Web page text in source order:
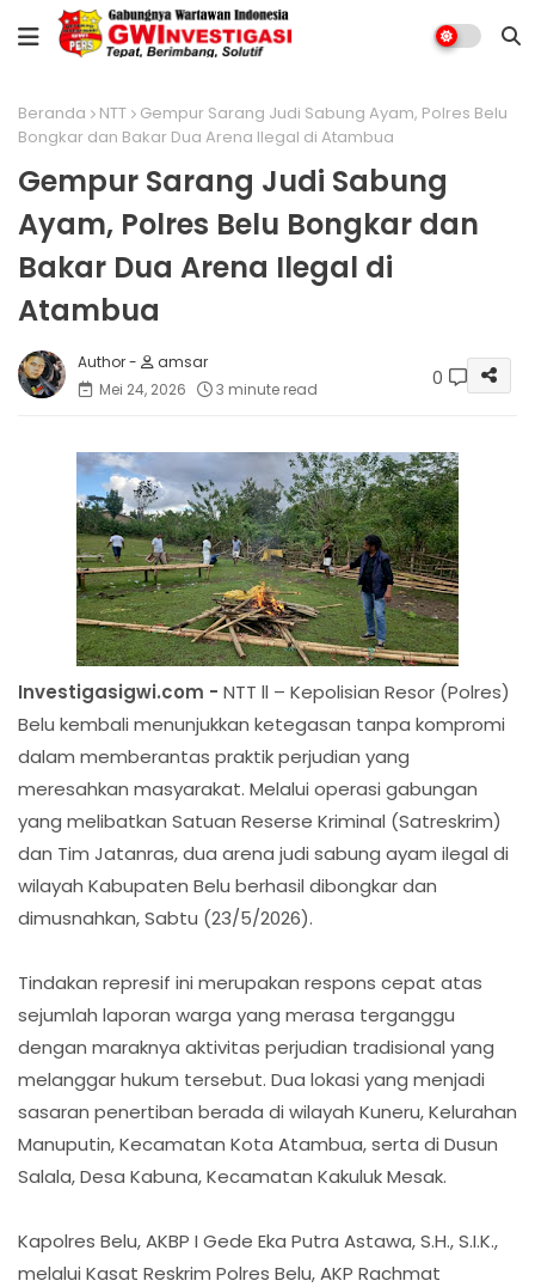
Beranda NTT
Gempur Sarang Judi Sabung Ayam, Polres Belu
Bongkar dan Bakar Dua Arena Ilegal di Atambua
Gempur Sarang Judi Sabung
Ayam, Polres Belu Bongkar dan
Bakar Dua Arena Ilegal di
Atambua
amsar
Mei 24, 2026
3 minute read 0
Investigasigwi.com - NTT ll – Kepolisian Resor (Polres)
Belu kembali menunjukkan ketegasan tanpa kompromi
dalam memberantas praktik perjudian yang
meresahkan masyarakat. Melalui operasi gabungan
yang melibatkan Satuan Reserse Kriminal (Satreskrim)
dan Tim Jatanras, dua arena judi sabung ayam ilegal di
wilayah Kabupaten Belu berhasil dibongkar dan
dimusnahkan, Sabtu (23/5/2026).
Tindakan represif ini merupakan respons cepat atas
sejumlah laporan warga yang merasa terganggu
dengan maraknya aktivitas perjudian tradisional yang
melanggar hukum tersebut. Dua lokasi yang menjadi
sasaran penertiban berada di wilayah Kuneru, Kelurahan
Manuputin, Kecamatan Kota Atambua, serta di Dusun
Salala, Desa Kabuna, Kecamatan Kakuluk Mesak.
Kapolres Belu, AKBP I Gede Eka Putra Astawa, S.H., S.I.K.,
melalui Kasat Reskrim Polres Belu, AKP Rachmat